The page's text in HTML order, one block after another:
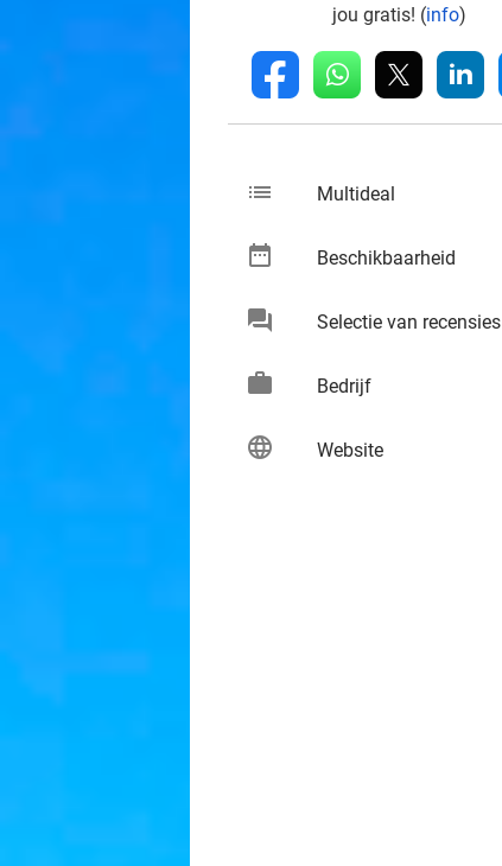
jou gratis! (info)
fb whatsapp linkedin
list Multideal
date_range Beschikbaarheid
chat Selectie van recensies
work Bedrijf
language Website